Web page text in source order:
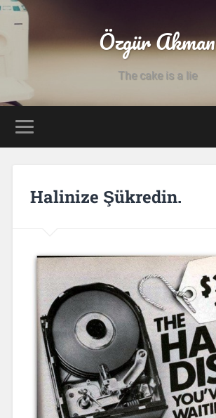
Özgür Akman
The cake is a lie
Halinize Şükredin.